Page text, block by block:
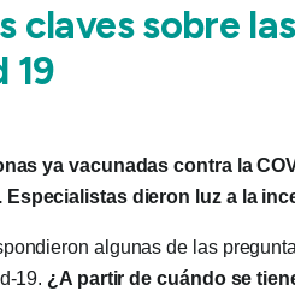
claves sobre
19
ya vacunadas contra la
dieron luz a la
algunas de las
19. ¿A partir de cuándo se